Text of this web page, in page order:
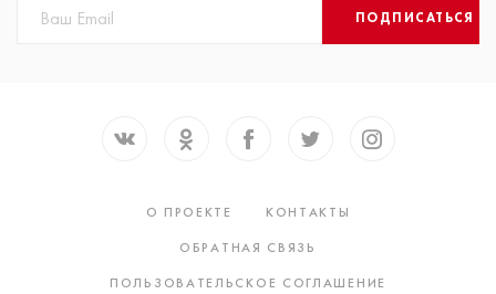
ПОДПИСАТЬСЯ
О ПРОЕКТЕ
КОНТАКТЫ
ОБРАТНАЯ СВЯЗЬ
ПОЛЬЗОВАТЕЛЬСКОЕ СОГЛАШЕНИЕ